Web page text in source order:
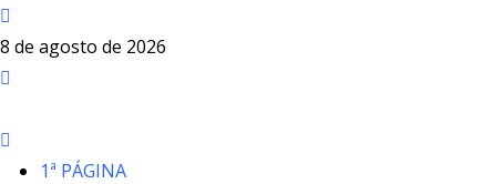
8 de agosto de 2026
1ª PÁGINA